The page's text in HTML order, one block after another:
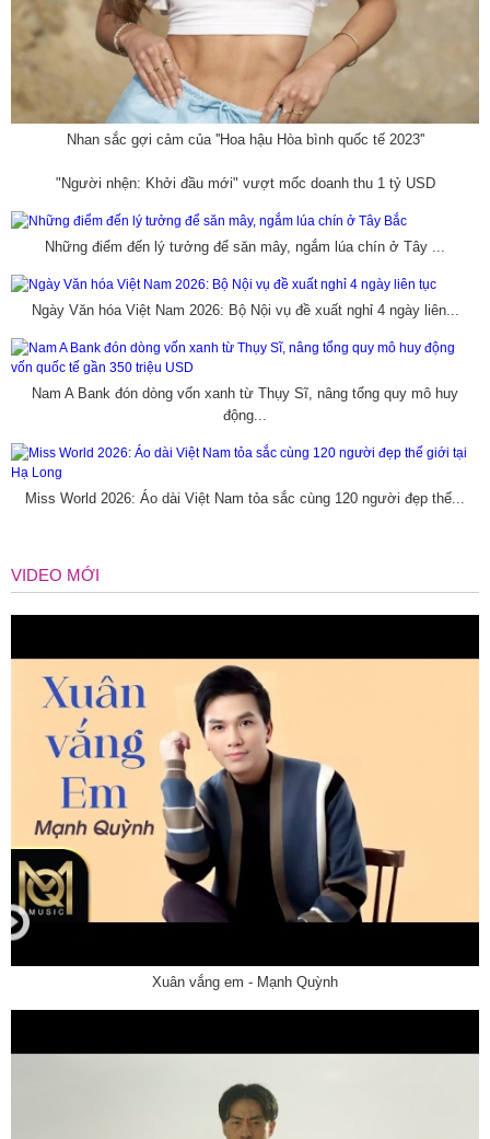
Nhan sắc gợi cảm của ''Hoa hậu Hòa bình quốc tế 2023''
"Người nhện: Khởi đầu mới" vượt mốc doanh thu 1 tỷ USD
Những điểm đến lý tưởng để săn mây, ngắm lúa chín ở Tây ...
Ngày Văn hóa Việt Nam 2026: Bộ Nội vụ đề xuất nghỉ 4 ngày liên...
Nam A Bank đón dòng vốn xanh từ Thụy Sĩ, nâng tổng quy mô huy
động...
Miss World 2026: Áo dài Việt Nam tỏa sắc cùng 120 người đẹp thế...
VIDEO MỚI
Xuân vắng em - Mạnh Quỳnh